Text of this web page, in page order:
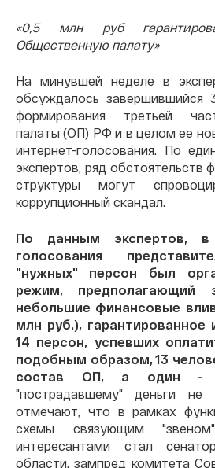
«0,5 млн руб
Общественную палату»
На минувшей неделе в
обсуждалось завершившийся
формирования третьей
палаты (ОП) РФ и в целом ее
интернет-голосования. По
экспертов, ряд обстоятельств
структуры могут
коррупционный скандал.
По данным экспертов, в
голосования
"нужных" персон был
режим, предполагающий
небольшие финансовые
млн руб.), гарантированное
14 персон, успевших
подобным образом, 13
состав ОП, а один -
"пострадавшему" деньги не
отмечают, что в рамках
схемы связующим
интересантами стал
области, зампред комитета